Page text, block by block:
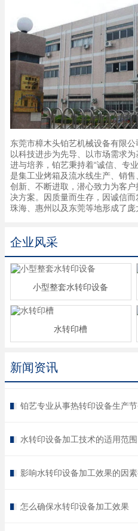
东莞市樟木头铂艺机械设备有限
以科技进步为先导、以市场需求
进与培养，铂艺秉持着“诚信、专
是集工业烤箱及流水线生产、销
创新、不断进取，潜心致力为客
决方案。因质量而生存，因诚信而
珠海、惠州以及东莞等地形成了庞
企业风采
小型整套水转印设备
水转印槽
新闻资讯
铂艺专业从事热转印设备生产
水转印设备加工技术的适用范围
影响水转印设备加工效果的因
怎么确保水转印设备加工效果